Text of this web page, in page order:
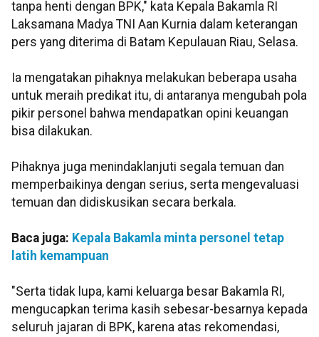
tanpa henti dengan BPK," kata Kepala Bakamla RI
Laksamana Madya TNI Aan Kurnia dalam keterangan
pers yang diterima di Batam Kepulauan Riau, Selasa.
Ia mengatakan pihaknya melakukan beberapa usaha
untuk meraih predikat itu, di antaranya mengubah pola
pikir personel bahwa mendapatkan opini keuangan
bisa dilakukan.
Pihaknya juga menindaklanjuti segala temuan dan
memperbaikinya dengan serius, serta mengevaluasi
temuan dan didiskusikan secara berkala.
Baca juga: Kepala Bakamla minta personel tetap
latih kemampuan
"Serta tidak lupa, kami keluarga besar Bakamla RI,
mengucapkan terima kasih sebesar-besarnya kepada
seluruh jajaran di BPK, karena atas rekomendasi,